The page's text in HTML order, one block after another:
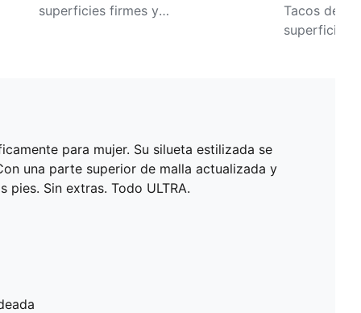
superficies firmes y
Tacos de
superficies
para mujer. Su silueta estilizada se
una parte superior de malla actualizada y
Sin extras. Todo ULTRA.